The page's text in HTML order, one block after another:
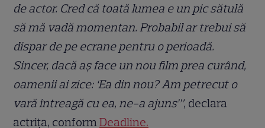
de actor. Cred că toată lumea e un pic sătulă
să mă vadă momentan. Probabil ar trebui să
dispar de pe ecrane pentru o perioadă.
Sincer, dacă aș face un nou film prea curând,
oamenii ai zice: ‘Ea din nou? Am petrecut o
vară întreagă cu ea, ne-a ajuns’”, declara
actrița, conformDeadline.